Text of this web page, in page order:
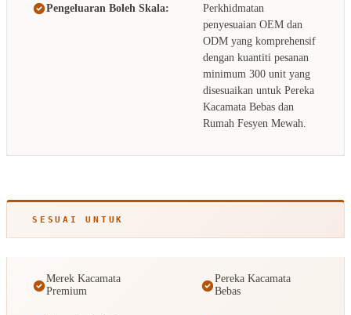
Pengeluaran Boleh Skala:
Perkhidmatan
penyesuaian OEM dan
ODM yang komprehensif
dengan kuantiti pesanan
minimum 300 unit yang
disesuaikan untuk Pereka
Kacamata Bebas dan
Rumah Fesyen Mewah.
SESUAI UNTUK
Merek Kacamata
Premium
Pereka Kacamata
Bebas